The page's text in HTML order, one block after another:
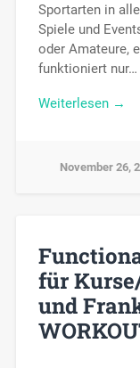
Sportarten in
Spiele und
oder Amateure,
funktioniert nur…
Weiterlesen →
November 26,
für
und